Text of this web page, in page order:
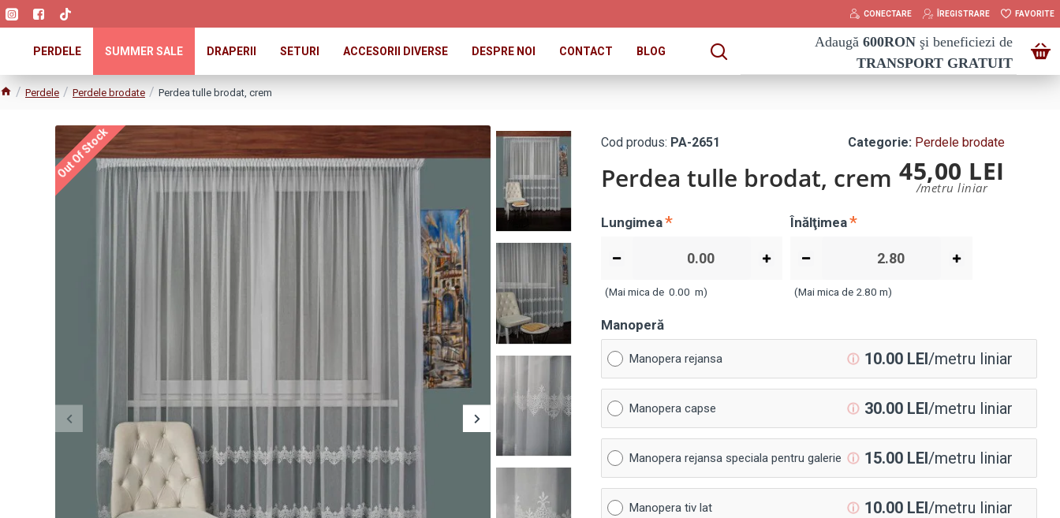
CONECTARE ÎREGISTRARE FAVORITE
PERDELE SUMMER SALE DRAPERII SETURI ACCESORII DIVERSE DESPRE NOI CONTACT BLOG
Adaugă 600RON şi beneficiezi de
TRANSPORT GRATUIT
Perdele Perdele brodate Perdea tulle brodat, crem
Out Of Stock Cod produs: PA-2651 Categorie: Perdele brodate
Perdea tulle brodat, crem 45,00 LEI
/metru liniar
Lungimea
(Mai mica de0.00 m)
Înălţimea
(Mai mica de 2.80 m)
Manoperă
Manopera rejansa ⓘ 10.00 LEI/metru liniar
Manopera capse ⓘ 30.00 LEI/metru liniar
Manopera rejansa speciala pentru galerie ⓘ 15.00 LEI/metru liniar
Manopera tiv lat ⓘ 10.00 LEI/metru liniar